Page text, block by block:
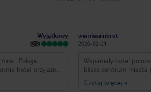
Wyjątkowy
. Pokoje
hotel przyjazny
wernieseinbrot
2026-02-21
Wspaniały hotel
blisko centrum miasta
przystanków
jednocześnie bardzo
Czytaj więcej »